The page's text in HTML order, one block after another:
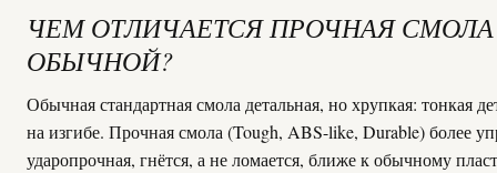
ЧЕМ ОТЛИЧАЕТСЯ ПРОЧНАЯ
ОБЫЧНОЙ?
Обычная стандартная смола детальная, но хрупкая: тонкая
на изгибе. Прочная смола (Tough, ABS-like, Durable) более
ударопрочная, гнётся, а не ломается, ближе к обычному